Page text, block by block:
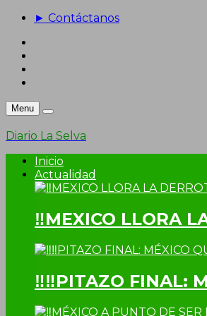
► Contáctanos
Menu
Diario La Selva
Inicio
Actualidad
‼MEXICO LLORA
‼‼PITAZO FINAL: